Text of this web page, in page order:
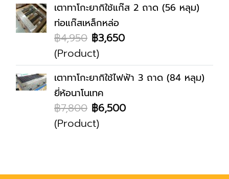
เตาทาโกะยากิใช้แก๊ส 2 ถาด (56 หลุม)
ท่อแก๊สเหล็กหล่อ
฿4,950 ฿3,650
(Product)
เตาทาโกะยากิใช้ไฟฟ้า 3 ถาด (84 หลุม)
ยี่ห้อนาโนเทค
฿7,800 ฿6,500
(Product)